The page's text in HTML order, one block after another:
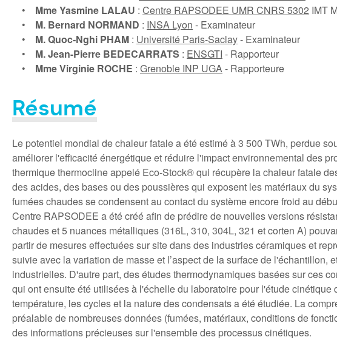
• Mme Yasmine LALAU : Centre RAPSODEE UMR CNRS 5302 IMT
• M. Bernard NORMAND : INSA Lyon - Examinateur
• M. Quoc-Nghi PHAM : Université Paris-Saclay- Examinateur
• M. Jean-Pierre BEDECARRATS : ENSGTI - Rapporteur
• Mme Virginie ROCHE : Grenoble INP UGA- Rapporteure
Résumé
Le potentiel mondial de chaleur fatale a été estimé à 3 500 TWh, perdue
améliorer l'efficacité énergétique et réduire l'impact environnemental des
thermique thermocline appelé Eco-Stock® qui récupère la chaleur fatale
des acides, des bases ou des poussières qui exposent les matériaux du
fumées chaudes se condensent au contact du système encore froid au
Centre RAPSODEE a été créé afin de prédire de nouvelles versions
chaudes et 5 nuances métalliques (316L, 310, 304L, 321 et corten A)
partir de mesures effectuées sur site dans des industries céramiques et
suivie avec la variation de masse et l’aspect de la surface de
industrielles. D'autre part, des études thermodynamiques basées sur ces
qui ont ensuite été utilisées à l'échelle du laboratoire pour l'étude
température, les cycles et la nature des condensats a été étudiée. La
préalable de nombreuses données (fumées, matériaux, conditions de
des informations précieuses sur l'ensemble des processus cinétiques.